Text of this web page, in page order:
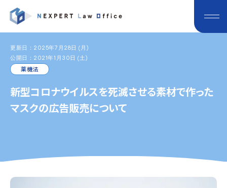
更新日：2025年7月28日 (月)
公開日：2021年1月30日 (土)
薬機法
新型コロナウイルスを死滅させる素材で作った
マスクの広告販売について